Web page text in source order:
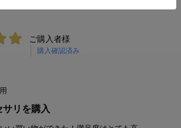
ご購入者様
購入確認済み
サリを購入